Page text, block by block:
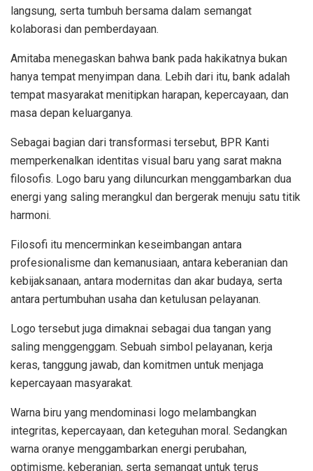
langsung, serta tumbuh bersama dalam semangat
kolaborasi dan pemberdayaan.
Amitaba menegaskan bahwa bank pada hakikatnya bukan
hanya tempat menyimpan dana. Lebih dari itu, bank adalah
tempat masyarakat menitipkan harapan, kepercayaan, dan
masa depan keluarganya.
Sebagai bagian dari transformasi tersebut, BPR Kanti
memperkenalkan identitas visual baru yang sarat makna
filosofis. Logo baru yang diluncurkan menggambarkan dua
energi yang saling merangkul dan bergerak menuju satu titik
harmoni.
Filosofi itu mencerminkan keseimbangan antara
profesionalisme dan kemanusiaan, antara keberanian dan
kebijaksanaan, antara modernitas dan akar budaya, serta
antara pertumbuhan usaha dan ketulusan pelayanan.
Logo tersebut juga dimaknai sebagai dua tangan yang
saling menggenggam. Sebuah simbol pelayanan, kerja
keras, tanggung jawab, dan komitmen untuk menjaga
kepercayaan masyarakat.
Warna biru yang mendominasi logo melambangkan
integritas, kepercayaan, dan keteguhan moral. Sedangkan
warna oranye menggambarkan energi perubahan,
optimisme, keberanian, serta semangat untuk terus